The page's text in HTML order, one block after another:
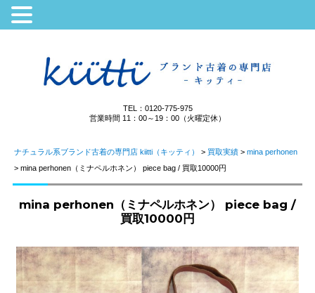
TEL：0120-775-975
営業時間 11：00～19：00（火曜定休）
ナチュラル系ブランド古着の専門店 kiitti（キッティ） > 買取実績 > mina perhonen
> mina perhonen（ミナペルホネン） piece bag / 買取10000円
mina perhonen（ミナペルホネン） piece bag /
買取10000円